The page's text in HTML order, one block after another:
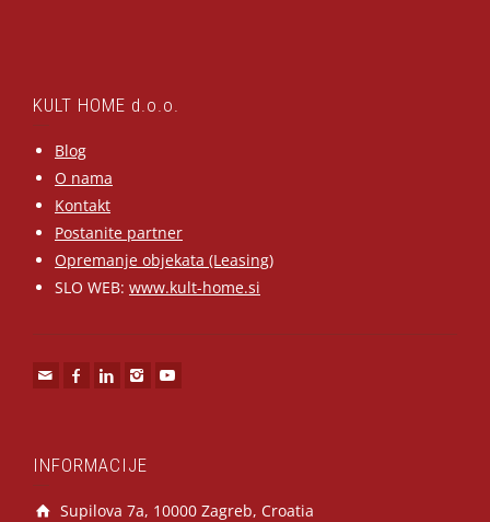
KULT HOME d.o.o.
Blog
O nama
Kontakt
Postanite partner
Opremanje objekata (Leasing)
SLO WEB: www.kult-home.si
INFORMACIJE
Supilova 7a, 10000 Zagreb, Croatia